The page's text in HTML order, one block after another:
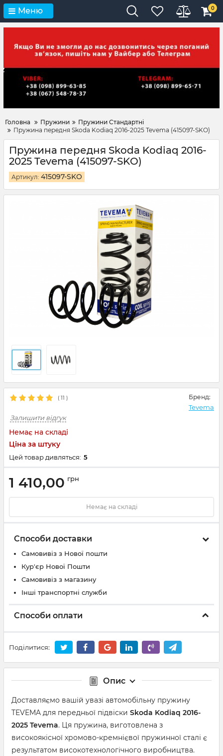
Меню 0
Головна Пружини
Пружини Стандартні
Пружина передня Skoda Kodiaq 2016-2025 Tevema (415097-SKO)
Пружина передня Skoda Kodiaq 2016-
2025 Tevema (415097-SKO)
Артикул: 415097-SKO
( 11 ) Бренд:
Tevema
Залишити відгук
Немає на складі
Ціна за штуку
Цей товар дивляться: 5
1 410,00 грн
Немає на складі
Способи доставки
Самовивіз з Нової пошти
Кур'єр Нової Пошти
Самовивіз з магазину
Інші транспортні служби
Способи оплати
Поділитися:
Опис
Доставляємо вашій увазі автомобільну пружину
TEVEMA для передньої підвіски Skoda Kodiaq 2016-
2025 Tevema. Ця пружина, виготовлена ​​з
високоякісної хромово-кремнієвої пружинної сталі є
результатом високотехнологічного виробництва.